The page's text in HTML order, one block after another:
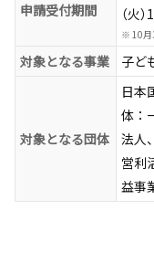
申請受付期間
（火
※ 10月
対象となる事業 子ど
対象となる団体
日本
体：
法人
営利
益事